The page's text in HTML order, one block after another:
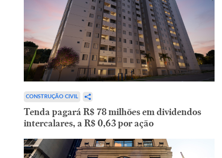
CONSTRUÇÃO CIVIL
Tenda pagará R$ 78 milhões em dividendos
intercalares, a R$ 0,63 por ação